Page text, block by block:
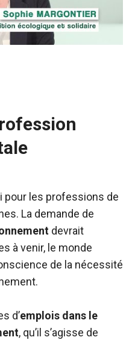
pour les professions de
La demande de
devrait
à venir, le monde
de la nécessité
d’emplois dans le
, qu’il s’agisse de